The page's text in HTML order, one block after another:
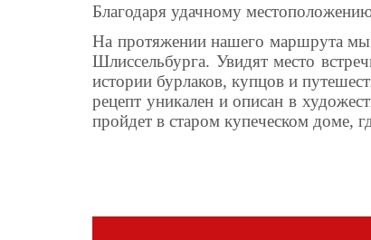
Благодаря удачному
На протяжении нашего маршрута мы
Шлиссельбурга. Увидят место
истории бурлаков, купцов и
рецепт уникален и описан в
пройдет в старом купеческом доме,